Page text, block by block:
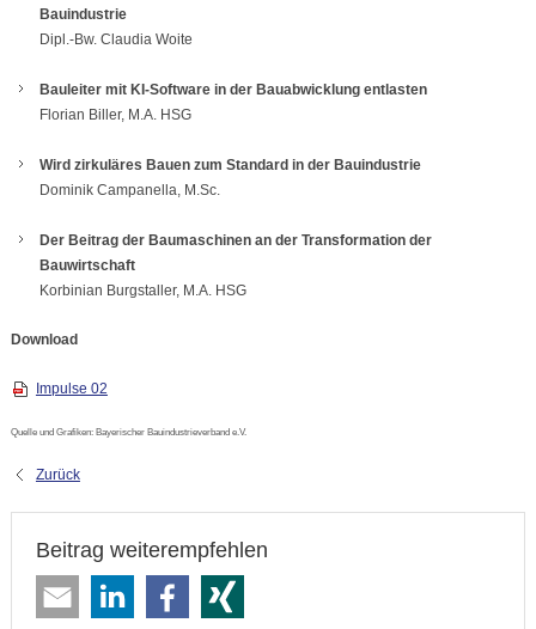
Bauindustrie
Dipl.-Bw. Claudia Woite
Bauleiter mit KI-Software in der Bauabwicklung entlasten
Florian Biller, M.A. HSG
Wird zirkuläres Bauen zum Standard in der Bauindustrie
Dominik Campanella, M.Sc.
Der Beitrag der Baumaschinen an der Transformation der
Bauwirtschaft
Korbinian Burgstaller, M.A. HSG
Download
Impulse 02
Quelle und Grafiken: Bayerischer Bauindustrieverband e.V.
Zurück
Beitrag weiterempfehlen